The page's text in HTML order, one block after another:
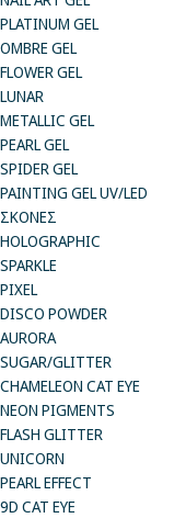
PLATINUM GEL
OMBRE GEL
FLOWER GEL
LUNAR
METALLIC GEL
PEARL GEL
SPIDER GEL
PAINTING GEL UV/LED
ΣΚΟΝΕΣ
HOLOGRAPHIC
SPARKLE
PIXEL
DISCO POWDER
AURORA
SUGAR/GLITTER
CHAMELEON CAT EYE
NEON PIGMENTS
FLASH GLITTER
UNICORN
PEARL EFFECT
9D CAT EYE